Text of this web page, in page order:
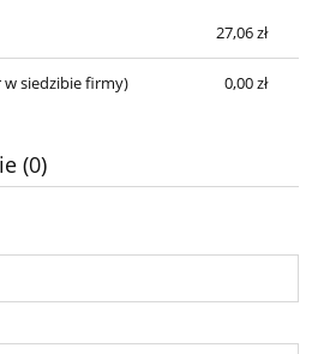
27,06 zł
siedzibie firmy) 0,00 zł
(0)